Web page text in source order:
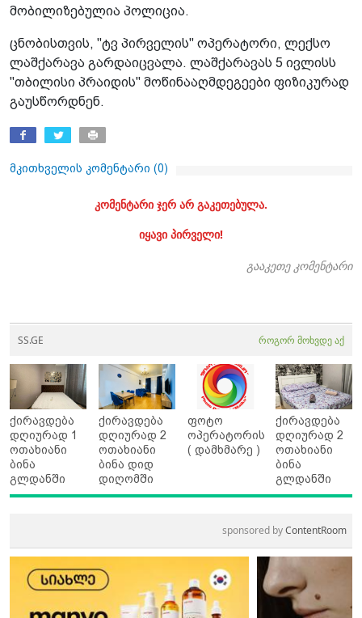
მობილიზებულია პოლიცია.
ცნობისთვის, "ტვ პირველის" ოპერატორი, ლექსო
ლაშქარავა გარდაიცვალა. ლაშქარავას 5 ივლისს
"თბილისი პრაიდის" მოწინააღმდეგეები ფიზიკურად
გაუსწორდნენ.
მკითხველის კომენტარი (0)
კომენტარი ჯერ არ გაკეთებულა.
იყავი პირველი!
გააკეთე კომენტარი
SS.GE როგორ მოხვდე აქ
ქირავდება
დღიურად 1
ოთახიანი
ბინა
გლდანში
ქირავდება
დღიურად 2
ოთახიანი
ბინა დიდ
დიღომში
ფოტო
ოპერატორის
( დამხმარე )
ქირავდება
დღიურად 2
ოთახიანი
ბინა
გლდანში
sponsored byContentRoom